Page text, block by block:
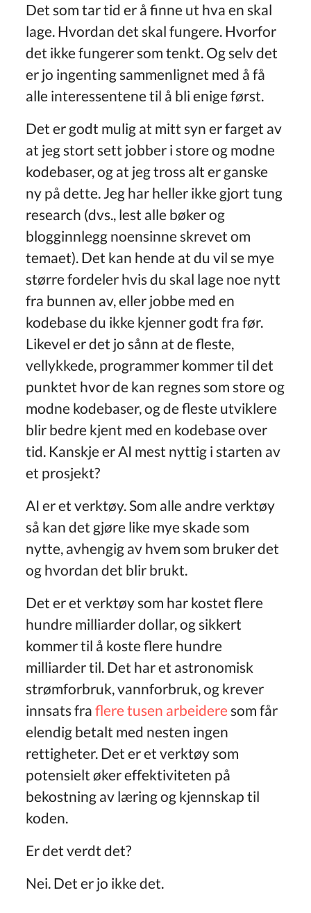
Det som tar tid er å finne ut hva en skal
lage. Hvordan det skal fungere. Hvorfor
det ikke fungerer som tenkt. Og selv det
er jo ingenting sammenlignet med å få
alle interessentene til å bli enige først.
Det er godt mulig at mitt syn er farget av
at jeg stort sett jobber i store og modne
kodebaser, og at jeg tross alt er ganske
ny på dette. Jeg har heller ikke gjort tung
research (dvs., lest alle bøker og
blogginnlegg noensinne skrevet om
temaet). Det kan hende at du vil se mye
større fordeler hvis du skal lage noe nytt
fra bunnen av, eller jobbe med en
kodebase du ikke kjenner godt fra før.
Likevel er det jo sånn at de fleste,
vellykkede, programmer kommer til det
punktet hvor de kan regnes som store og
modne kodebaser, og de fleste utviklere
blir bedre kjent med en kodebase over
tid. Kanskje er AI mest nyttig i starten av
et prosjekt?
AI er et verktøy. Som alle andre verktøy
så kan det gjøre like mye skade som
nytte, avhengig av hvem som bruker det
og hvordan det blir brukt.
Det er et verktøy som har kostet flere
hundre milliarder dollar, og sikkert
kommer til å koste flere hundre
milliarder til. Det har et astronomisk
strømforbruk, vannforbruk, og krever
innsats fraflere tusen arbeidere som får
elendig betalt med nesten ingen
rettigheter. Det er et verktøy som
potensielt øker effektiviteten på
bekostning av læring og kjennskap til
koden.
Er det verdt det?
Nei. Det er jo ikke det.